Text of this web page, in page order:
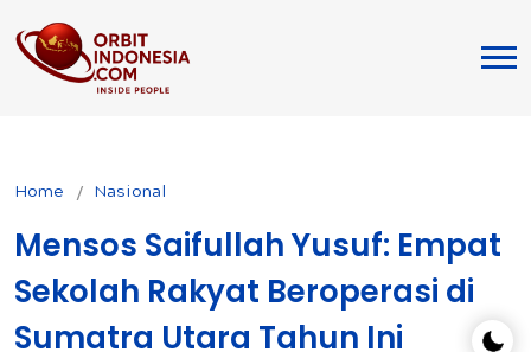
Home Nasional
Mensos Saifullah Yusuf: Empat
Sekolah Rakyat Beroperasi di
Sumatra Utara Tahun Ini